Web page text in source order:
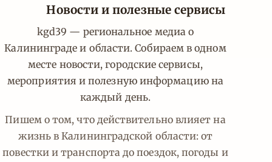
Новости и полезные сервисы
kgd39 — региональное медиа о
Калининграде и области. Собираем в одном
месте новости, городские сервисы,
мероприятия и полезную информацию на
каждый день.
Пишем о том, что действительно влияет на
жизнь в Калининградской области: от
повестки и транспорта до поездок, погоды и